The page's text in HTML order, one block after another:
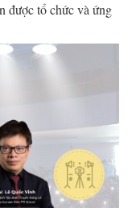
được tổ chức và ứng